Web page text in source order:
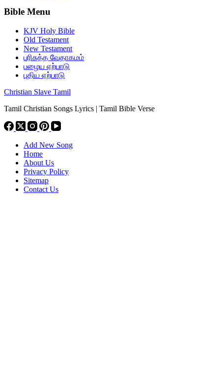
Bible Menu
KJV Holy Bible
Old Testament
New Testament
பரிசுத்த வேதாகமம்
பழைய ஏற்பாடு
புதிய ஏற்பாடு
Christian Slave Tamil
Tamil Christian Songs Lyrics | Tamil Bible Verse
Add New Song
Home
About Us
Privacy Policy
Sitemap
Contact Us